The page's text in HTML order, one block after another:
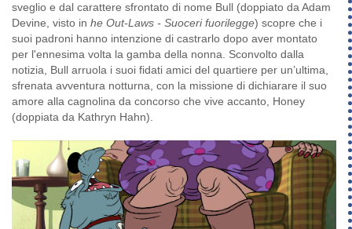
sveglio e dal carattere sfrontato di nome Bull (doppiato da Adam
Devine, visto in he Out-Laws - Suoceri fuorilegge) scopre che i
suoi padroni hanno intenzione di castrarlo dopo aver montato
per l'ennesima volta la gamba della nonna. Sconvolto dalla
notizia, Bull arruola i suoi fidati amici del quartiere per un’ultima,
sfrenata avventura notturna, con la missione di dichiarare il suo
amore alla cagnolina da concorso che vive accanto, Honey
(doppiata da Kathryn Hahn).